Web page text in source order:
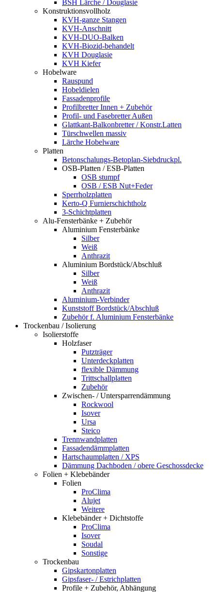
BSH Lärche / Douglasie
Konstruktionsvollholz
KVH-ganze Stangen
KVH-Anschnitt
KVH-DUO-Balken
KVH-Biozid-behandelt
KVH Douglasie
KVH Kiefer
Hobelware
Rauspund
Hobeldielen
Fassadenprofile
Profilbretter Innen + Zubehör
Profil- und Fasebretter Außen
Glattkant-Balkonbretter / Konstr.Latten
Türschwellen massiv
Lärche Hobelware
Platten
Betonschalungs-Betoplan-Siebdruckpl.
OSB-Platten / ESB-Platten
OSB stumpf
OSB / ESB Nut+Feder
Sperrholzplatten
Kerto-Q Furnierschichtholz
3-Schichtplatten
Alu-Fensterbänke + Zubehör
Aluminium Fensterbänke
Silber
Weiß
Anthrazit
Aluminium Bordstück/Abschluß
Silber
Weiß
Anthrazit
Aluminium-Verbinder
Kunststoff Bordstück/Abschluß
Zubehör f. Aluminium Fensterbänke
Trockenbau / Isolierung
Isolierstoffe
Holzfaser
Putzträger
Unterdeckplatten
flexible Dämmung
Trittschallplatten
Zubehör
Zwischen- / Untersparrendämmung
Rockwool
Isover
Ursa
Steico
Trennwandplatten
Fassadendämmplatten
Hartschaumplatten / XPS
Dämmung Dachboden / obere Geschossdecke
Folien + Klebebänder
Folien
ProClima
Alujet
Weitere
Klebebänder + Dichtstoffe
ProClima
Isover
Soudal
Sonstige
Trockenbau
Gipskartonplatten
Gipsfaser- / Estrichplatten
Profile + Zubehör, Abhängung